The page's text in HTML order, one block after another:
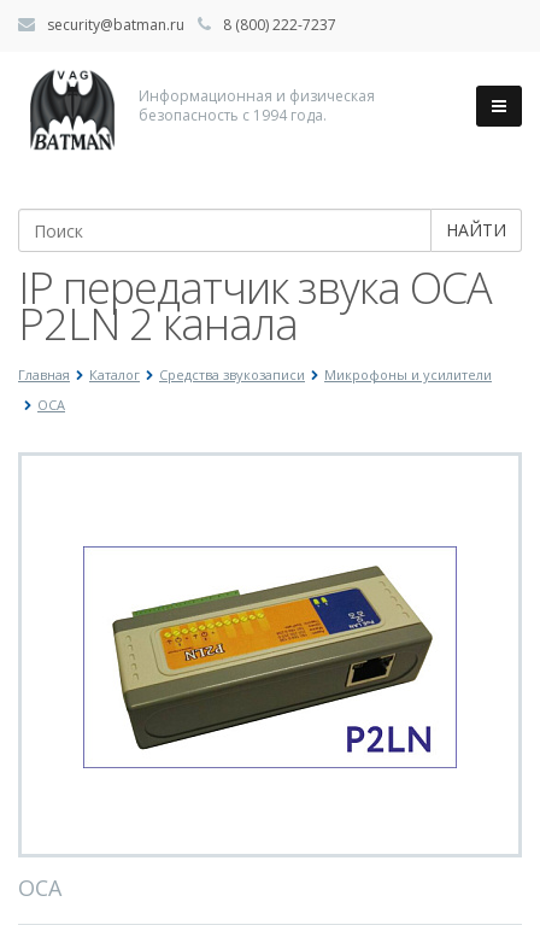
security@batman.ru 8 (800) 222-7237
Информационная и физическая
безопасность с 1994 года.
НАЙТИ
IP передатчик звука ОСА
P2LN 2 канала
Главная Каталог Средства звукозаписи
Микрофоны и усилители
ОСА
ОСА